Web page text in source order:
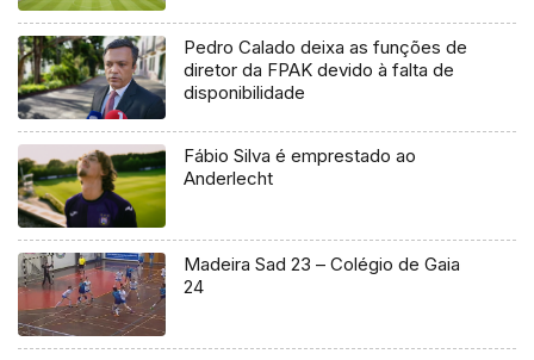
Pedro Calado deixa as funções de
diretor da FPAK devido à falta de
disponibilidade
Fábio Silva é emprestado ao
Anderlecht
Madeira Sad 23 – Colégio de Gaia
24